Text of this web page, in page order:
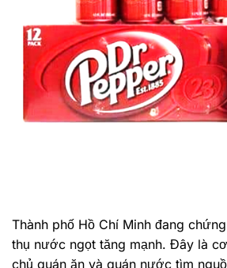
Thành phố Hồ Chí Minh đang
thụ nước ngọt tăng mạnh. Đây là
chủ quán ăn và quán nước tìm